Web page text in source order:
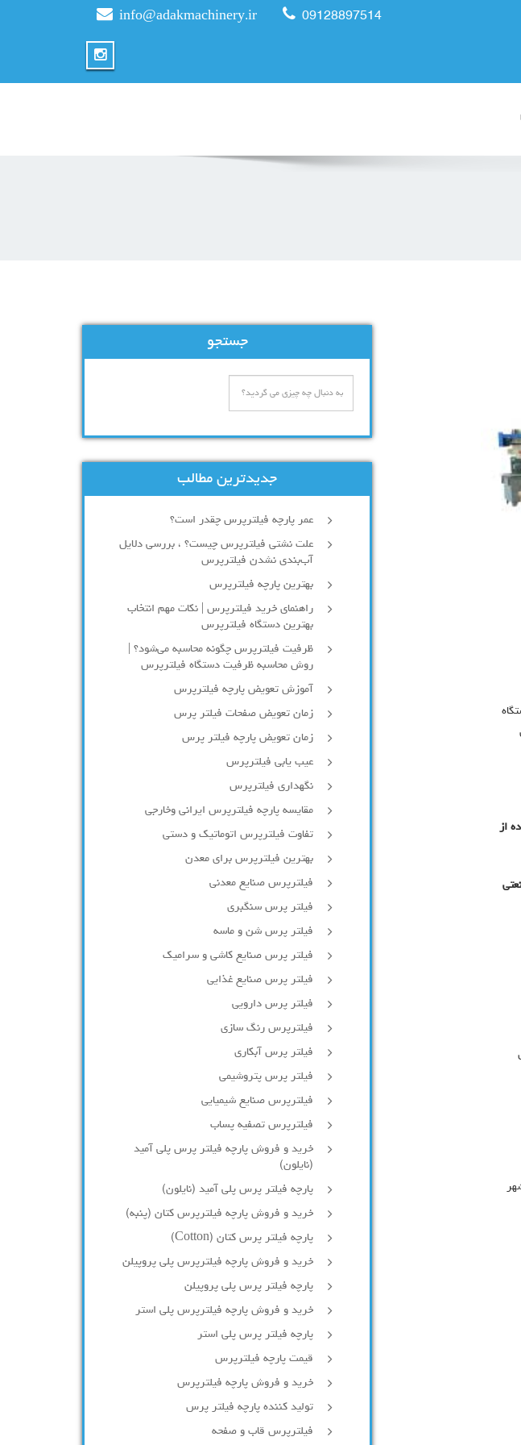
info@adakmachinery.ir 09128897514
از
جستجو
جدیدترین مطالب
عمر پارچه فیلترپرس چقدر است؟
علت نشتی فیلترپرس چیست؟ ، بررسی دلایل
آب‌بندی نشدن فیلترپرس
بهترین پارچه فیلترپرس
راهنمای خرید فیلترپرس | نکات مهم انتخاب
بهترین دستگاه فیلترپرس
ظرفیت فیلترپرس چگونه محاسبه می‌شود؟ |
روش محاسبه ظرفیت دستگاه فیلترپرس
آموزش تعویض پارچه فیلترپرس
زمان تعویض صفحات فیلتر پرس
زمان تعویض پارچه فیلتر پرس
عیب یابی فیلترپرس
نگهداری فیلترپرس
مقایسه پارچه فیلترپرس ایرانی وخارجی
تفاوت فیلترپرس اتوماتیک و دستی
بهترین فیلترپرس برای معدن
فیلترپرس صنایع معدنی
فیلتر پرس سنگبری
فیلتر پرس شن و ماسه
فیلتر پرس صنایع کاشی و سرامیک
فیلتر پرس صنایع غذایی
فیلتر پرس دارویی
فیلترپرس رنگ سازی
فیلتر پرس آبکاری
فیلتر پرس پتروشیمی
فیلترپرس صنایع شیمیایی
فیلترپرس تصفیه پساب
خرید و فروش پارچه فیلتر پرس پلی آمید
(نایلون)
پارچه فیلتر پرس پلی آمید (نایلون)
خرید و فروش پارچه فیلترپرس کتان (پنبه)
پارچه فیلتر پرس کتان (Cotton)
خرید و فروش پارچه فیلترپرس پلی پروپیلن
پارچه فیلتر پرس پلی پروپیلن
خرید و فروش پارچه فیلترپرس پلی استر
پارچه فیلتر پرس پلی استر
قیمت پارچه فیلترپرس
خرید و فروش پارچه فیلترپرس
تولید کننده پارچه فیلتر پرس
فیلترپرس قاب و صفحه